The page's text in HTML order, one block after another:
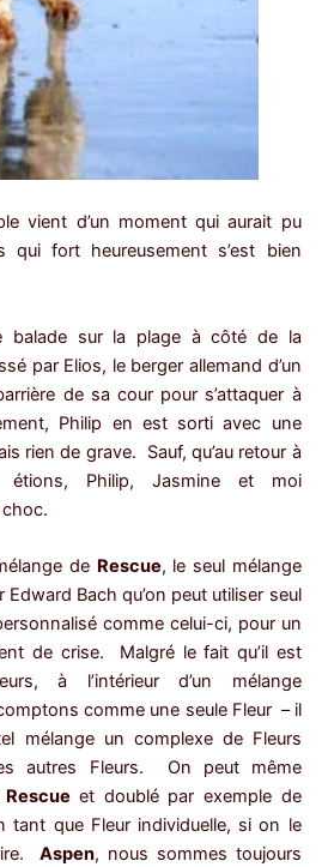
vient d’un moment qui aurait pu
qui fort heureusement s’est bien
balade sur la plage à côté de la
par Elios, le berger allemand d’un
de sa cour pour s’attaquer à
Philip en est sorti avec une
rien de grave. Sauf, qu’au retour à
Philip, Jasmine et moi
de Rescue, le seul mélange
Edward Bach qu’on peut utiliser seul
comme celui-ci, pour un
de crise. Malgré le fait qu’il est
à l’intérieur d’un mélange
comme une seule Fleur – il
mélange un complexe de Fleurs
autres Fleurs. On peut même
Rescue et doublé par exemple de
tant que Fleur individuelle, si on le
Aspen, nous sommes toujours